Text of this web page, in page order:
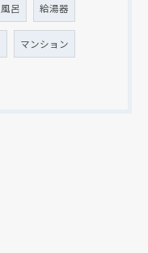
風呂 給湯器
マンション